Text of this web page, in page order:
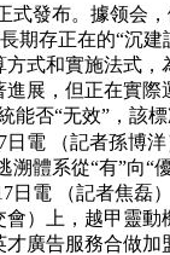
發布。據领会，
期存正在的“沉
式和實施法式
展，但正在實際
否“无效”，該
日電 （記者孫博
體系從“有”向“
電 （記者焦磊
）上，越甲靈
廣告服務合做加